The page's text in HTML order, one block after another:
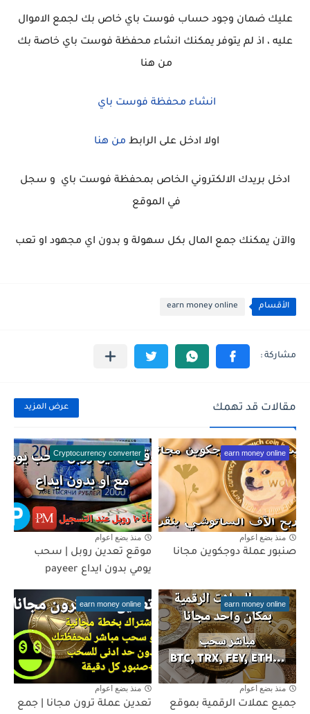
عليك ضمان وجود حساب فوست باي خاص بك لجمع الاموال
عليه ، اذ لم يتوفر يمكنك انشاء محفظة فوست باي خاصة بك
من هنا
انشاء محفظة فوست باي
اولا ادخل على الرابط من هنا
ادخل بريدك الالكتروني الخاص بمحفظة فوست باي و سجل
في الموقع
والآن يمكنك جمع المال بكل سهولة و بدون اي مجهود او تعب
الأقسام earn money online
مقالات قد تهمك عرض المزيد
earn money online
منذ بضع اعوام
صنبور عملة دوجكوين مجانا
Cryptocurrency converter
منذ بضع اعوام
موقع تعدين روبل | سحب
يومي بدون ايداع payeer
earn money online
منذ بضع اعوام
جميع عملات الرقمية بموقع
earn money online
منذ بضع اعوام
تعدين عملة ترون مجانا | جمع